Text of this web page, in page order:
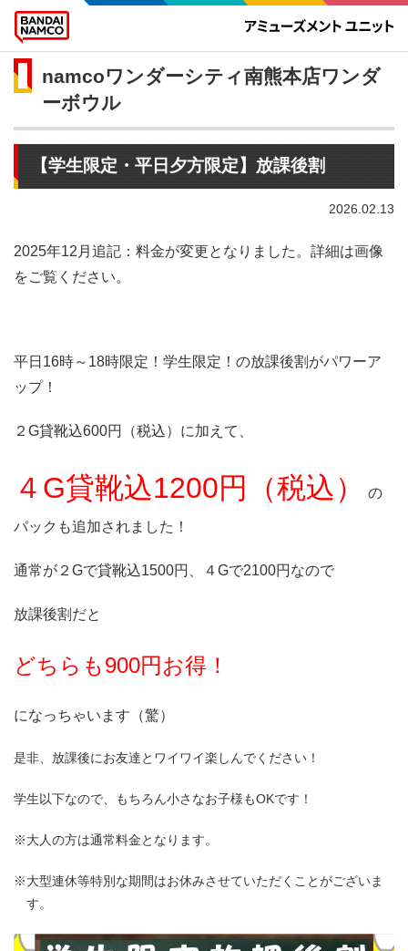
namcoワンダーシティ南熊本店ワンダ
ーボウル
【学生限定・平日夕方限定】放課後割
2026.02.13
2025年12月追記：料金が変更となりました。詳細は画像
をご覧ください。
平日16時～18時限定！学生限定！の放課後割がパワーア
ップ！
２G貸靴込600円（税込）に加えて、
４G貸靴込1200円（税込） の
パックも追加されました！
通常が２Gで貸靴込1500円、４Gで2100円なので
放課後割だと
どちらも900円お得！
になっちゃいます（驚）
是非、放課後にお友達とワイワイ楽しんでください！
学生以下なので、もちろん小さなお子様もOKです！
※大人の方は通常料金となります。
※大型連休等特別な期間はお休みさせていただくことがございま
す。